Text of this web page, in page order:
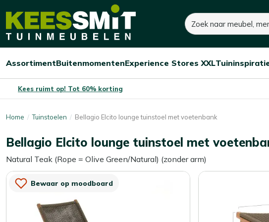
Kees
Tuinmeubelen
Zoeken
Open/sluit
Assortiment
Open/sluit
Buitenmomenten
Open/sluit
Experience Stores XXL
Open/
Kees ruimt op! Tot 60% korting
Home Tuinstoelen Bellagio Elcito lounge tuinstoel met voetenbank
Bellagio Elcito lounge tuinstoel met
Natural Teak (Rope = Olive Green/Natural) (zonder arm)
Bewaar op moodboard
320,- 460,-
Je bespaart:140,- (-30%)
Dit product is niet op voorraad